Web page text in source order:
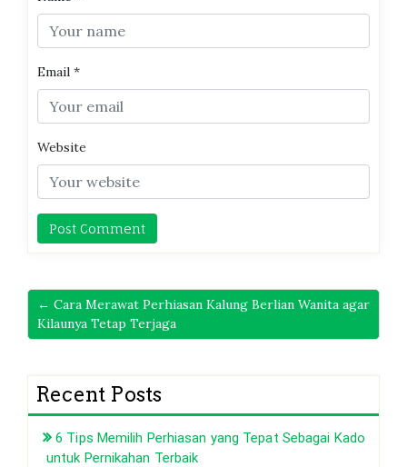
Email *
Website
← Cara Merawat Perhiasan Kalung Berlian Wanita agar
Kilaunya Tetap Terjaga
Recent Posts
6 Tips Memilih Perhiasan yang Tepat Sebagai Kado
untuk Pernikahan Terbaik